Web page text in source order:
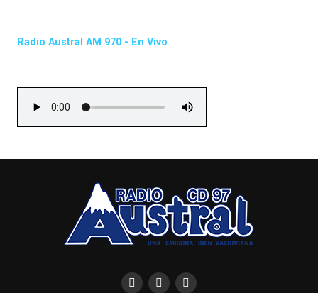
Radio Austral AM 970 - En Vivo